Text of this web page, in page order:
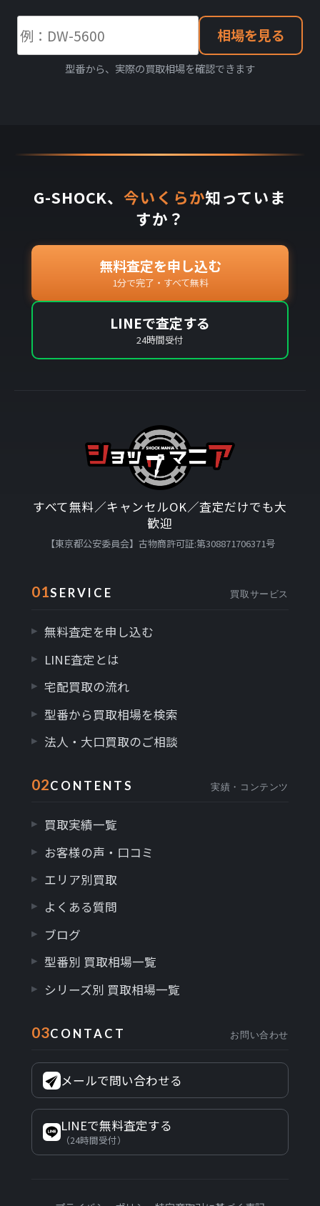
相場を見る
型番から、実際の買取相場を確認できます
G-SHOCK、今いくらか知っていま
すか？
無料査定を申し込む
1分で完了・すべて無料
LINEで査定する
24時間受付
すべて無料／キャンセルOK／査定だけでも大
歓迎
【東京都公安委員会】古物商許可証:第308871706371号
01SERVICE 買取サービス
無料査定を申し込む
LINE査定とは
宅配買取の流れ
型番から買取相場を検索
法人・大口買取のご相談
02CONTENTS 実績・コンテンツ
買取実績一覧
お客様の声・口コミ
エリア別買取
よくある質問
ブログ
型番別 買取相場一覧
シリーズ別 買取相場一覧
03CONTACT お問い合わせ
メールで問い合わせる
LINEで無料査定する
（24時間受付）